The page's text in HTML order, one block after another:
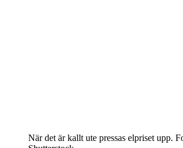
När det är kallt ute pressas elpriset upp.